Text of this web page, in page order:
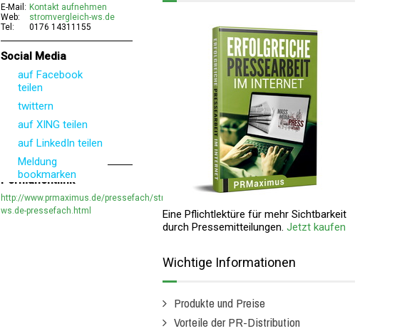
E-Mail: Kontakt aufnehmen
Web:
stromvergleich-ws.de
Tel:
0176 14311155
Social Media
auf Facebook
teilen
twittern
auf XING teilen
auf LinkedIn teilen
Meldung
bookmarken
Permanentlink
http://www.prmaximus.de/pressefach/strovergleich-
ws.de-pressefach.html
Eine Pflichtlektüre für mehr Sichtbarkeit
durch Pressemitteilungen. Jetzt kaufen
Wichtige Informationen
Produkte und Preise
Vorteile der PR-Distribution